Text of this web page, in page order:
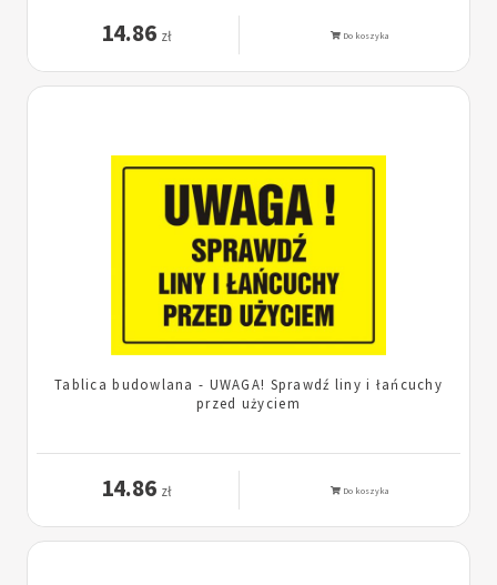
14.86 zł Do koszyka
Tablica budowlana - UWAGA! Sprawdź liny i łańcuchy
przed użyciem
14.86 zł Do koszyka